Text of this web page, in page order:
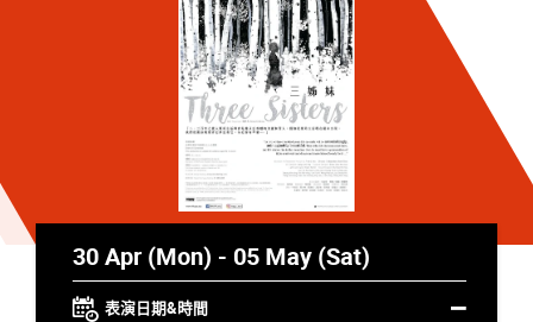
30 Apr (Mon) - 05 May (Sat)
表演日期&時間